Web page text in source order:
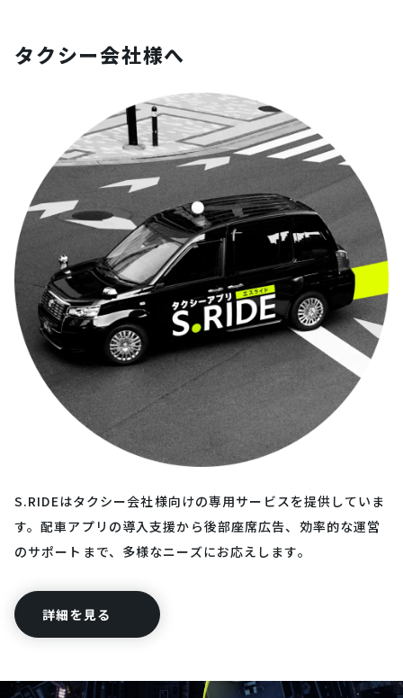
タクシー会社様へ
S.RIDEはタクシー会社様向けの専用サービスを提供していま
す。配車アプリの導入支援から後部座席広告、効率的な運営
のサポートまで、多様なニーズにお応えします。
詳細を見る